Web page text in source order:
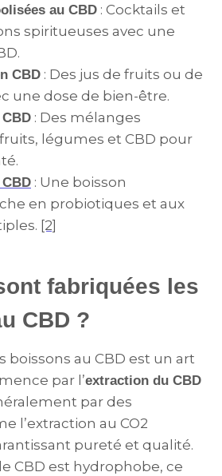
au CBD : Cocktails et
spiritueuses avec une
CBD : Des jus de fruits ou de
une dose de bien-être.
: Des mélanges
légumes et CBD pour
: Une boisson
en probiotiques et aux
[2]
fabriquées les
CBD ?
boissons au CBD est un art
par l’extraction du CBD
par des
l’extraction au CO2
pureté et qualité.
CBD est hydrophobe, ce